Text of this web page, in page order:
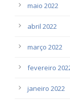
maio 2022
abril 2022
março 2022
fevereiro
janeiro 2022